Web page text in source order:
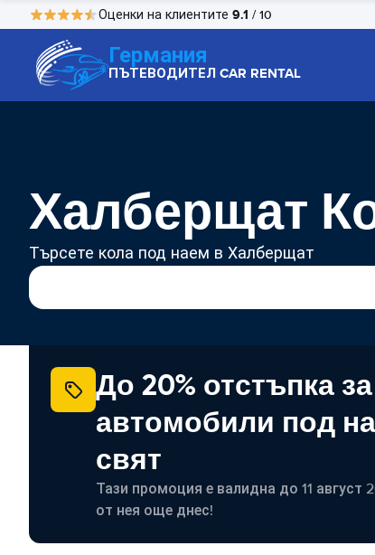
Оценки на клиентите 9.1 / 10
Германия
ПЪТЕВОДИТЕЛ CAR RENTAL
Халберщат
Търсете кола под наем в Халберщат
До 20% отстъпка за
автомобили под
свят
Тази промоция е валидна до 11 август
от нея още днес!